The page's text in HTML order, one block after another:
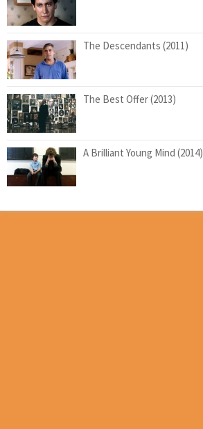
The Descendants (2011)
The Best Offer (2013)
A Brilliant Young Mind (2014)